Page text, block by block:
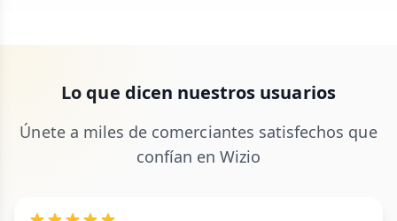
Lo que dicen nuestros usuarios
Únete a miles de comerciantes satisfechos que
confían en Wizio